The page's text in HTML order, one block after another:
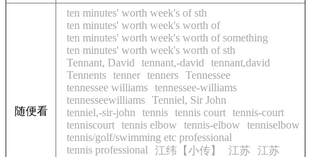
随便看
ten minutes' worth week's of sth
ten minutes' worth week's worth of
ten minutes' worth week's worth of something
ten minutes' worth week's worth of sth
Tennant, David
tennant,-david
tennant,david
Tennents tenner tenners Tennessee
tennessee williams tennessee-williams
tennesseewilliams Tenniel, Sir John
tenniel,-sir-john
tennis tennis court tennis-court
tenniscourt tennis elbow tennis-elbow
tenniselbow
tennis/golf/swimming etc professional
tennis professional
江纬【小传】 江苏
江苏